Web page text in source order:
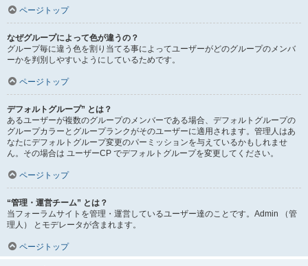
ページトップ
なぜグループによって色が違うの？
グループ毎に違う色を割り当てる事によってユーザーがどのグループのメンバ
ーかを判別しやすいようにしているためです。
ページトップ
デフォルトグループ” とは？
あるユーザーが複数のグループのメンバーである場合、デフォルトグループの
グループカラーとグループランクがそのユーザーに適用されます。管理人はあ
なたにデフォルトグループ変更のパーミッションを与えているかもしれませ
ん。その場合は ユーザーCP でデフォルトグループを変更してください。
ページトップ
“管理・運営チーム” とは？
当フォーラムサイトを管理・運営しているユーザー達のことです。Admin （管
理人） とモデレータが含まれます。
ページトップ